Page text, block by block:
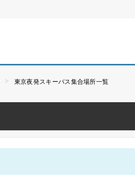
東京夜発スキーバス集合場所一覧